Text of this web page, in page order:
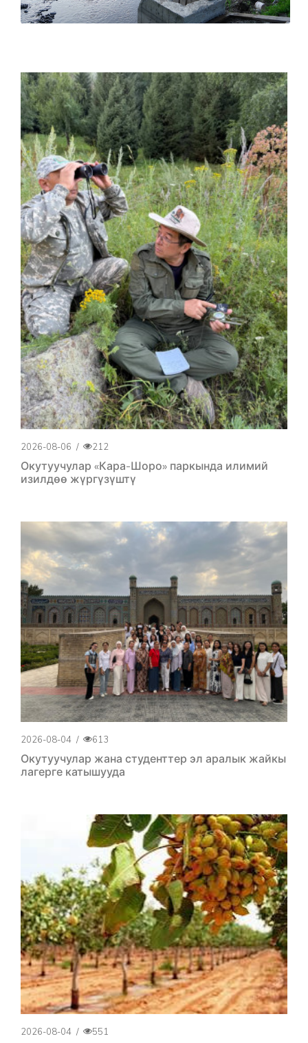
2026-08-06 / 212
Окутуучулар «Кара-Шоро» паркында илимий
изилдөө жүргүзүштү
2026-08-04 / 613
Окутуучулар жана студенттер эл аралык жайкы
лагерге катышууда
2026-08-04 / 551